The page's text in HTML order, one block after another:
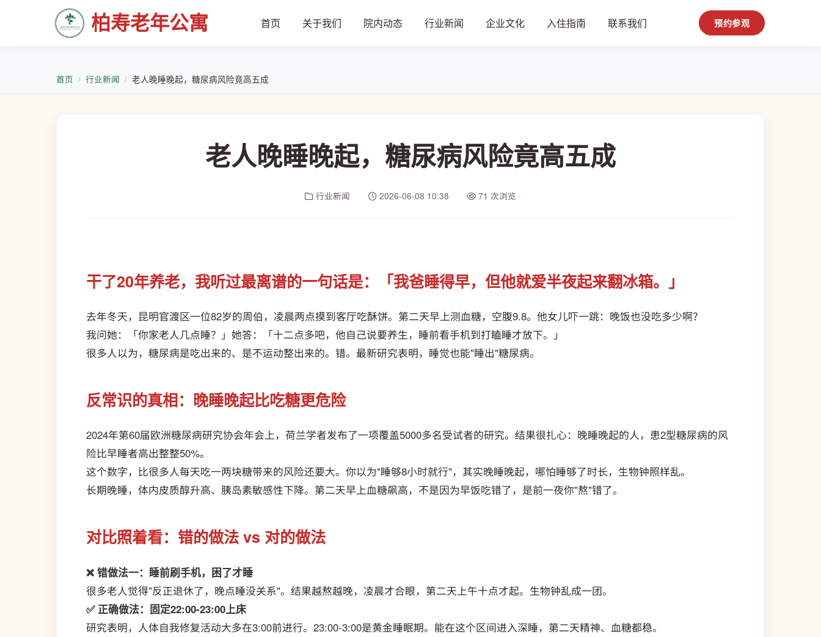
柏寿老年公寓 首页 关于我们 院内动态 行业新闻 企业文化 入住指南 联系我们 预约参观
首页 行业新闻 老人晚睡晚起，糖尿病风险竟高五成
老人晚睡晚起，糖尿病风险竟高五成
行业新闻 2026-06-08 10:38 71 次浏览
干了20年养老，我听过最离谱的一句话是：「我爸睡得早，但他就爱半夜起来翻冰箱。」
去年冬天，昆明官渡区一位82岁的周伯，凌晨两点摸到客厅吃酥饼。第二天早上测血糖，空腹9.8。他女儿吓一跳：晚饭也没吃多少啊？
我问她：「你家老人几点睡？」她答：「十二点多吧，他自己说要养生，睡前看手机到打瞌睡才放下。」
很多人以为，糖尿病是吃出来的、是不运动整出来的。错。最新研究表明，睡觉也能"睡出"糖尿病。
反常识的真相：晚睡晚起比吃糖更危险
2024年第60届欧洲糖尿病研究协会年会上，荷兰学者发布了一项覆盖5000多名受试者的研究。结果很扎心：晚睡晚起的人，患2型糖尿病的风
险比早睡者高出整整50%。
这个数字，比很多人每天吃一两块糖带来的风险还要大。你以为"睡够8小时就行"，其实晚睡晚起，哪怕睡够了时长，生物钟照样乱。
长期晚睡，体内皮质醇升高、胰岛素敏感性下降。第二天早上血糖飙高，不是因为早饭吃错了，是前一夜你"熬"错了。
对比照着看：错的做法 vs 对的做法
❌ 错做法一：睡前刷手机，困了才睡
很多老人觉得"反正退休了，晚点睡没关系"。结果越熬越晚，凌晨才合眼，第二天上午十点才起。生物钟乱成一团。
✅ 正确做法：固定22:00-23:00上床
研究表明，人体自我修复活动大多在3:00前进行。23:00-3:00是黄金睡眠期。能在这个区间进入深睡，第二天精神、血糖都稳。